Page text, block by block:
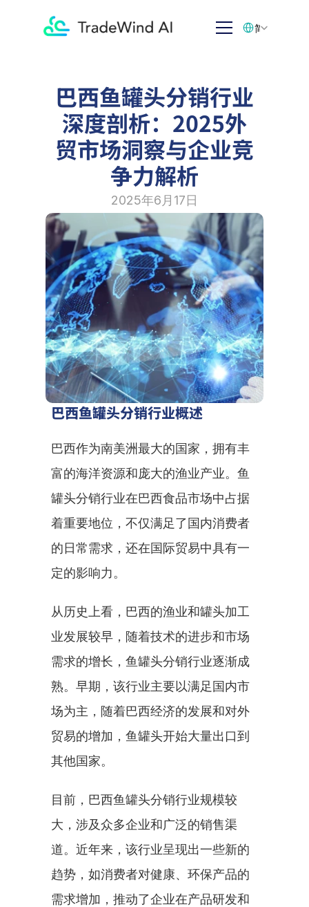
巴西鱼罐头分销行业
深度剖析：2025外
贸市场洞察与企业竞
争力解析
2025年6月17日
巴西鱼罐头分销行业概述
巴西作为南美洲最大的国家，拥有丰
富的海洋资源和庞大的渔业产业。鱼
罐头分销行业在巴西食品市场中占据
着重要地位，不仅满足了国内消费者
的日常需求，还在国际贸易中具有一
定的影响力。
从历史上看，巴西的渔业和罐头加工
业发展较早，随着技术的进步和市场
需求的增长，鱼罐头分销行业逐渐成
熟。早期，该行业主要以满足国内市
场为主，随着巴西经济的发展和对外
贸易的增加，鱼罐头开始大量出口到
其他国家。
目前，巴西鱼罐头分销行业规模较
大，涉及众多企业和广泛的销售渠
道。近年来，该行业呈现出一些新的
趋势，如消费者对健康、环保产品的
需求增加，推动了企业在产品研发和
简体中文